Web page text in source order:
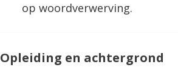
op woordverwerving.
Opleiding en achtergrond